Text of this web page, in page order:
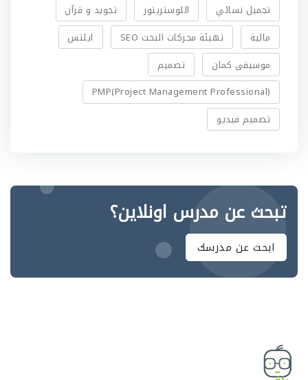
تجميل نسائي اللوستريتور
تجويد و قرآن
مالية
تهيئة محركات البحث SEO
ايلتس
موسيقى كمان
تصميم
PMP(Project Management Professional)
تصميم فيديو
تبحث عن مدرس اونلاين؟
ابحث عن مدرسك